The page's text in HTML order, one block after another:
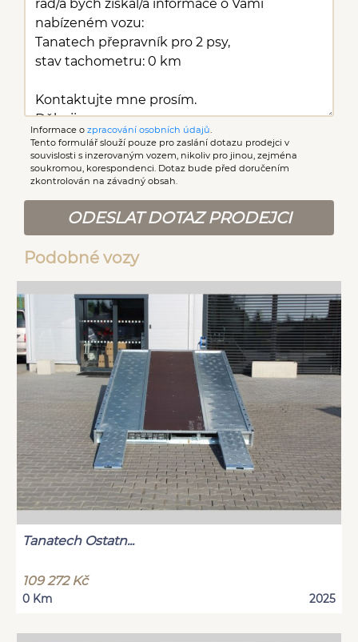
Informace o zpracování osobních údajů
Tento formulář slouží pouze pro zaslání dotazu prodejci v
souvislosti s inzerovaným vozem, nikoliv pro jinou, zejména
soukromou, korespondenci. Dotaz bude před doručením
zkontrolován na závadný obsah.
ODESLAT DOTAZ PRODEJCI
Podobné vozy
Tanatech Ostatn...
109 272 Kč
0 Km 2025